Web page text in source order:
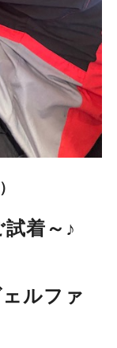
着～♪
ルファ